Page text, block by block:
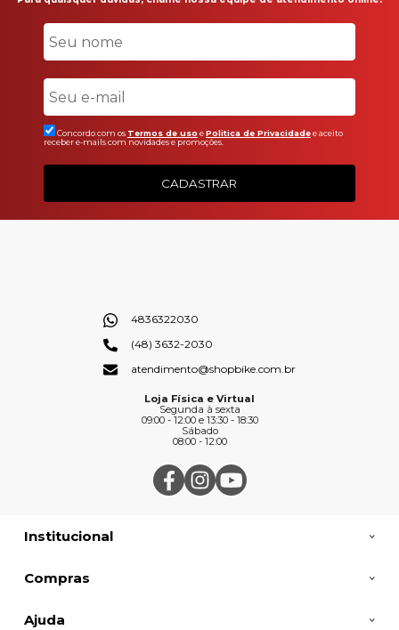
Concordo com os Termos de uso ePolitica de Privacidadee aceito
receber e-mails com novidades e promoções.
CADASTRAR
Institucional
Compras
Ajuda
4836322030
(48) 3632-2030
atendimento@shopbike.com.br
Loja Física e Virtual
Segunda à sexta
09:00 - 12:00 e 13:30 - 18:30
Sábado
08:00 - 12:00